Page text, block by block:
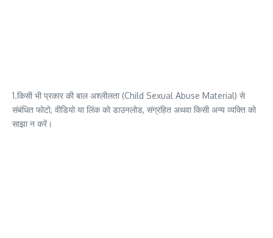
1.किसी भी प्रकार की बाल अश्लीलता (Child Sexual Abuse Material) से
संबंधित फोटो, वीडियो या लिंक को डाउनलोड, संग्रहित अथवा किसी अन्य व्यक्ति को
साझा न करें।